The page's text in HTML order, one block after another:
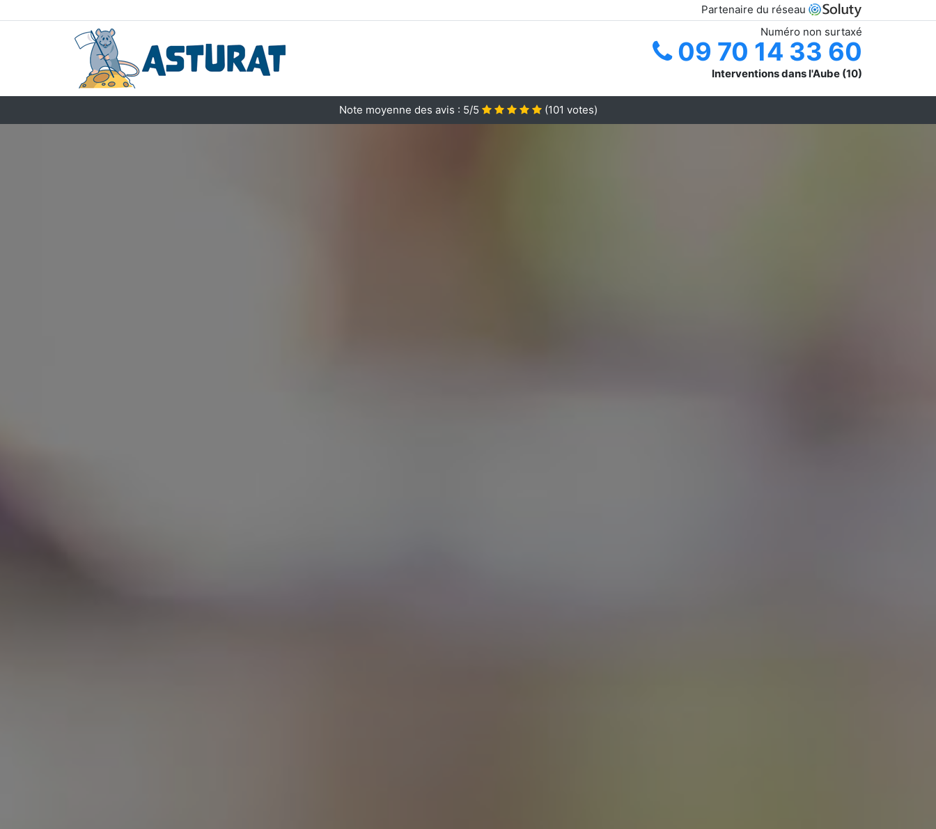
Partenaire du réseau
Numéro non surtaxé
09 70 14 33 60
Interventions dans l'Aube (10)
Note moyenne des avis : 5/5 (101 votes)